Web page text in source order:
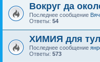
Вокруг да
Последнее сообщение
Ответы: 54
ХИМИЯ для
Последнее сообщение
Ответы: 573